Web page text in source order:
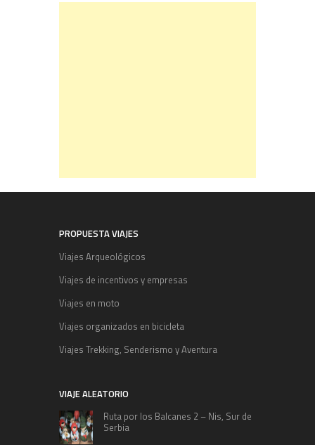
PROPUESTA VIAJES
Viajes Arqueológicos
Viajes de incentivos y empresas
Viajes en moto
Viajes organizados en bicicleta
Viajes Trekking, Senderismo y Aventura
VIAJE ALEATORIO
Ruta por los Balcanes 2 – Nis, Sur de
Serbia